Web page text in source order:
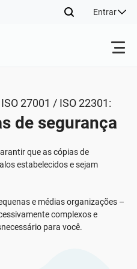
Entrar
27001 / ISO 22301:
de segurança
que as cópias de
estabelecidos e sejam
e médias organizações –
complexos e
para você.